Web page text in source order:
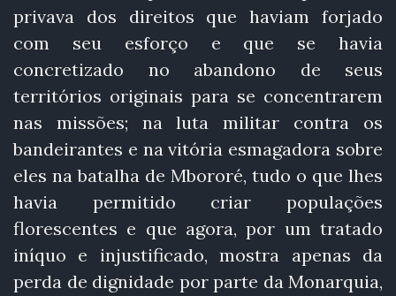
privava dos direitos que haviam forjado
com seu esforço e que se havia
concretizado no abandono de seus
territórios originais para se concentrarem
nas missões; na luta militar contra os
bandeirantes e na vitória esmagadora sobre
eles na batalha de Mbororé, tudo o que lhes
havia permitido criar populações
florescentes e que agora, por um tratado
iníquo e injustificado, mostra apenas da
perda de dignidade por parte da Monarquia,